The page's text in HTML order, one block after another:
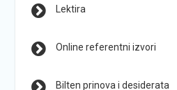
Lektira
Online referentni izvori
Bilten prinova i desiderata